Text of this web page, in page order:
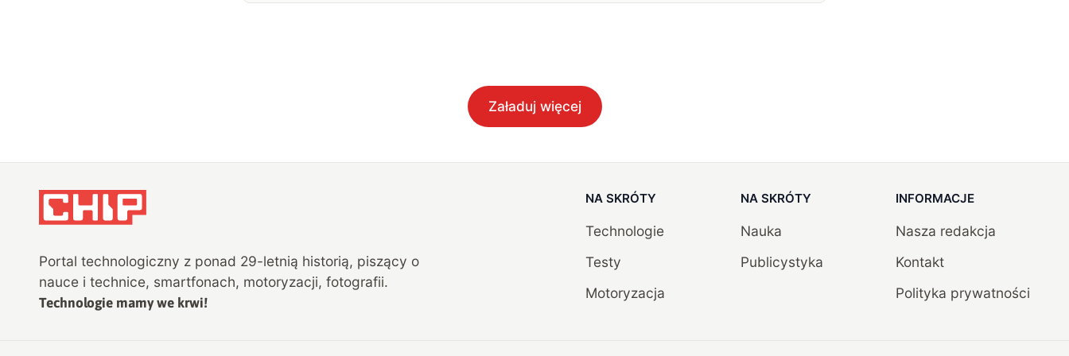
Załaduj więcej
Portal technologiczny z ponad 29-letnią historią, piszący o
nauce i technice, smartfonach, motoryzacji, fotografii.
Technologie mamy we krwi!
NA SKRÓTY
Technologie
Testy
Motoryzacja
NA SKRÓTY
Nauka
Publicystyka
INFORMACJE
Nasza redakcja
Kontakt
Polityka prywatności